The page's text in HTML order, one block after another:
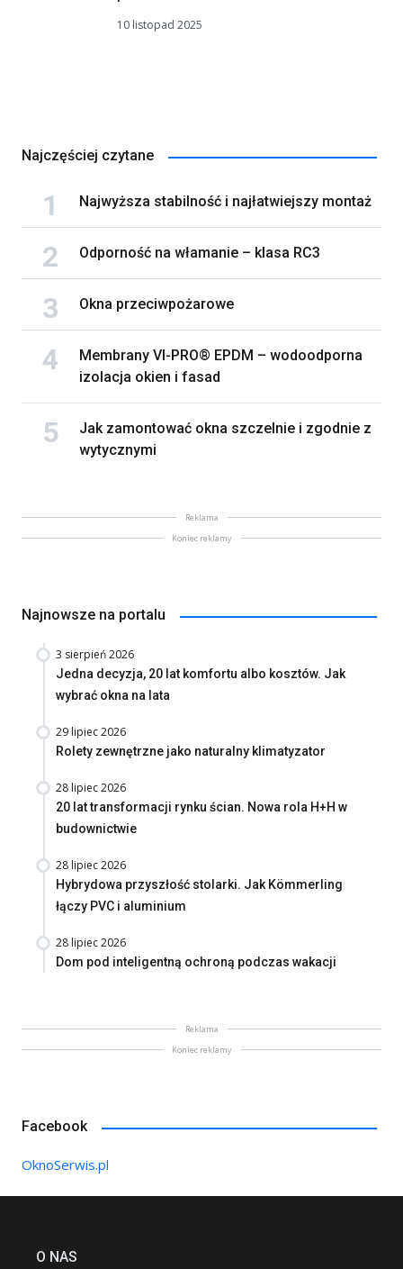
10 listopad 2025
Najczęściej czytane
Najwyższa stabilność i najłatwiejszy montaż
Odporność na włamanie – klasa RC3
Okna przeciwpożarowe
Membrany VI-PRO® EPDM – wodoodporna
izolacja okien i fasad
Jak zamontować okna szczelnie i zgodnie z
wytycznymi
Reklama
Koniec reklamy
Najnowsze na portalu
3 sierpień 2026
Jedna decyzja, 20 lat komfortu albo kosztów. Jak
wybrać okna na lata
29 lipiec 2026
Rolety zewnętrzne jako naturalny klimatyzator
28 lipiec 2026
20 lat transformacji rynku ścian. Nowa rola H+H w
budownictwie
28 lipiec 2026
Hybrydowa przyszłość stolarki. Jak Kömmerling
łączy PVC i aluminium
28 lipiec 2026
Dom pod inteligentną ochroną podczas wakacji
Reklama
Koniec reklamy
Facebook
OknoSerwis.pl
O NAS